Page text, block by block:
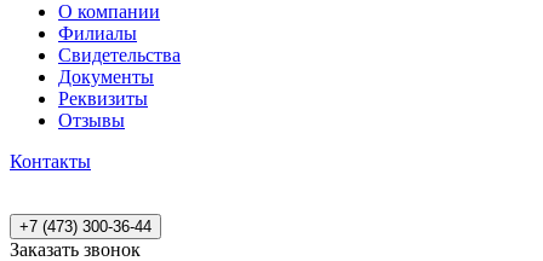
О компании
Филиалы
Свидетельства
Документы
Реквизиты
Отзывы
Контакты
+7 (473) 300-36-44
Заказать звонок